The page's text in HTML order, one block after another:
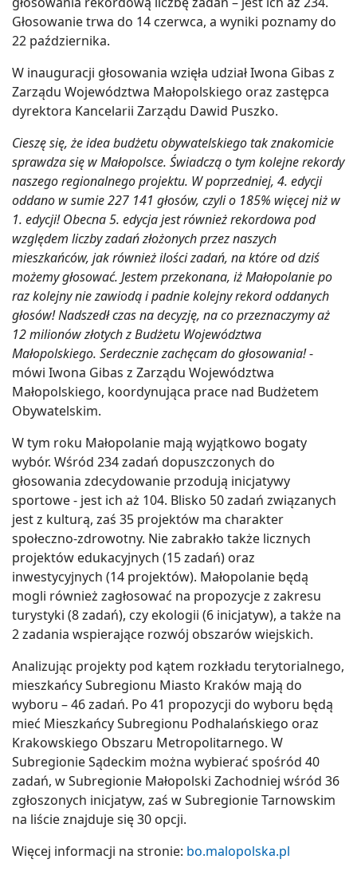
Głosowanie trwa do 14 czerwca, a wyniki poznamy do
22 października.
W inauguracji głosowania wzięła udział Iwona Gibas z
Zarządu Województwa Małopolskiego oraz zastępca
dyrektora Kancelarii Zarządu Dawid Puszko.
Cieszę się, że idea budżetu obywatelskiego tak znakomicie
sprawdza się w Małopolsce. Świadczą o tym kolejne rekordy
naszego regionalnego projektu. W poprzedniej, 4. edycji
oddano w sumie 227 141 głosów, czyli o 185% więcej niż w
1. edycji! Obecna 5. edycja jest również rekordowa pod
względem liczby zadań złożonych przez naszych
mieszkańców, jak również ilości zadań, na które od dziś
możemy głosować. Jestem przekonana, iż Małopolanie po
raz kolejny nie zawiodą i padnie kolejny rekord oddanych
głosów! Nadszedł czas na decyzję, na co przeznaczymy aż
12 milionów złotych z Budżetu Województwa
Małopolskiego. Serdecznie zachęcam do głosowania!-
mówi Iwona Gibas z Zarządu Województwa
Małopolskiego, koordynująca prace nad Budżetem
Obywatelskim.
W tym roku Małopolanie mają wyjątkowo bogaty
wybór. Wśród 234 zadań dopuszczonych do
głosowania zdecydowanie przodują inicjatywy
sportowe - jest ich aż 104. Blisko 50 zadań związanych
jest z kulturą, zaś 35 projektów ma charakter
społeczno-zdrowotny. Nie zabrakło także licznych
projektów edukacyjnych (15 zadań) oraz
inwestycyjnych (14 projektów). Małopolanie będą
mogli również zagłosować na propozycje z zakresu
turystyki (8 zadań), czy ekologii (6 inicjatyw), a także na
2 zadania wspierające rozwój obszarów wiejskich.
Analizując projekty pod kątem rozkładu terytorialnego,
mieszkańcy Subregionu Miasto Kraków mają do
wyboru – 46 zadań. Po 41 propozycji do wyboru będą
mieć Mieszkańcy Subregionu Podhalańskiego oraz
Krakowskiego Obszaru Metropolitarnego. W
Subregionie Sądeckim można wybierać spośród 40
zadań, w Subregionie Małopolski Zachodniej wśród 36
zgłoszonych inicjatyw, zaś w Subregionie Tarnowskim
na liście znajduje się 30 opcji.
Więcej informacji na stronie: bo.malopolska.pl